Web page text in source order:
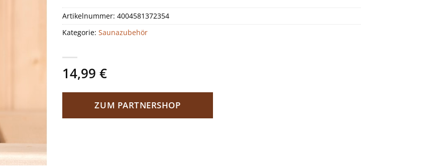
14,99 €
ZUM PARTNERSHOP
Artikelnummer: 4004581372354
Kategorie: Saunazubehör